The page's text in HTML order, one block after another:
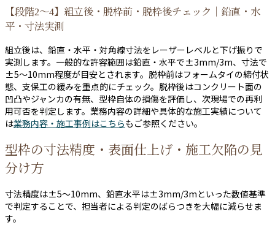
【段階2〜4】組立後・脱枠前・脱枠後チェック｜鉛直・水
平・寸法実測
組立後は、鉛直・水平・対角線寸法をレーザーレベルと下げ振りで
実測します。一般的な許容範囲は鉛直・水平で±3mm/3m、寸法で
±5〜10mm程度が目安とされます。脱枠前はフォームタイの締付状
態、支保工の緩みを重点的にチェック。脱枠後はコンクリート面の
凹凸やジャンカの有無、型枠自体の損傷を評価し、次現場での再利
用可否を判定します。業務内容の詳細や具体的な施工実績について
は業務内容・施工事例はこちらもご参照ください。
型枠の寸法精度・表面仕上げ・施工欠陥の見
分け方
寸法精度は±5〜10mm、鉛直水平は±3mm/3mといった数値基準
で判定することで、担当者による判定のばらつきを大幅に減らせま
す。